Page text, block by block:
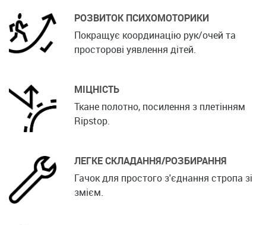
РОЗВИТОК ПСИХОМОТОРИКИ
Покращує координацію рук/очей та
просторові уявлення дітей.
МІЦНІСТЬ
Ткане полотно, посилення з плетінням
Ripstop.
ЛЕГКЕ СКЛАДАННЯ/РОЗБИРАННЯ
Гачок для простого з'єднання стропа зі
змієм.